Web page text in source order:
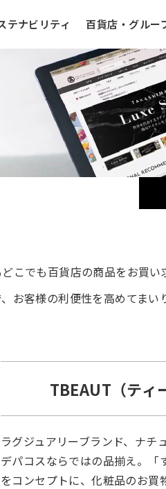
テナビリティ 百貨店・グルー
こでも百貨店の商品をお買い
お客様の利便性を高めてまい
TBEAUT（ティ
ラグジュアリーブランド、ナチ
デパコスならではの品揃え。「
をコンセプトに、化粧品のお